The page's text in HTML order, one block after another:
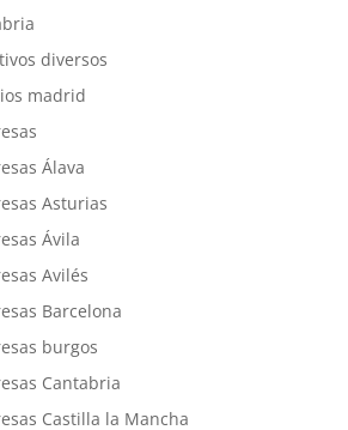
diversos
madrid
Álava
Asturias
Ávila
Avilés
Barcelona
burgos
Cantabria
Castilla la Mancha